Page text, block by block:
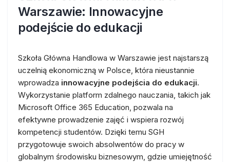
Warszawie: Innowacyjne
podejście do edukacji
Szkoła Główna Handlowa w Warszawie jest najstarszą
uczelnią ekonomiczną w Polsce, która nieustannie
wprowadza innowacyjne podejścia do edukacji.
Wykorzystanie platform zdalnego nauczania, takich jak
Microsoft Office 365 Education, pozwala na
efektywne prowadzenie zajęć i wspiera rozwój
kompetencji studentów. Dzięki temu SGH
przygotowuje swoich absolwentów do pracy w
globalnym środowisku biznesowym, gdzie umiejętność